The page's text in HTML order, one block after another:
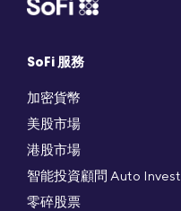
SoFi 服務
加密貨幣
美股市場
港股市場
智能投資顧問 Auto Invest
零碎股票